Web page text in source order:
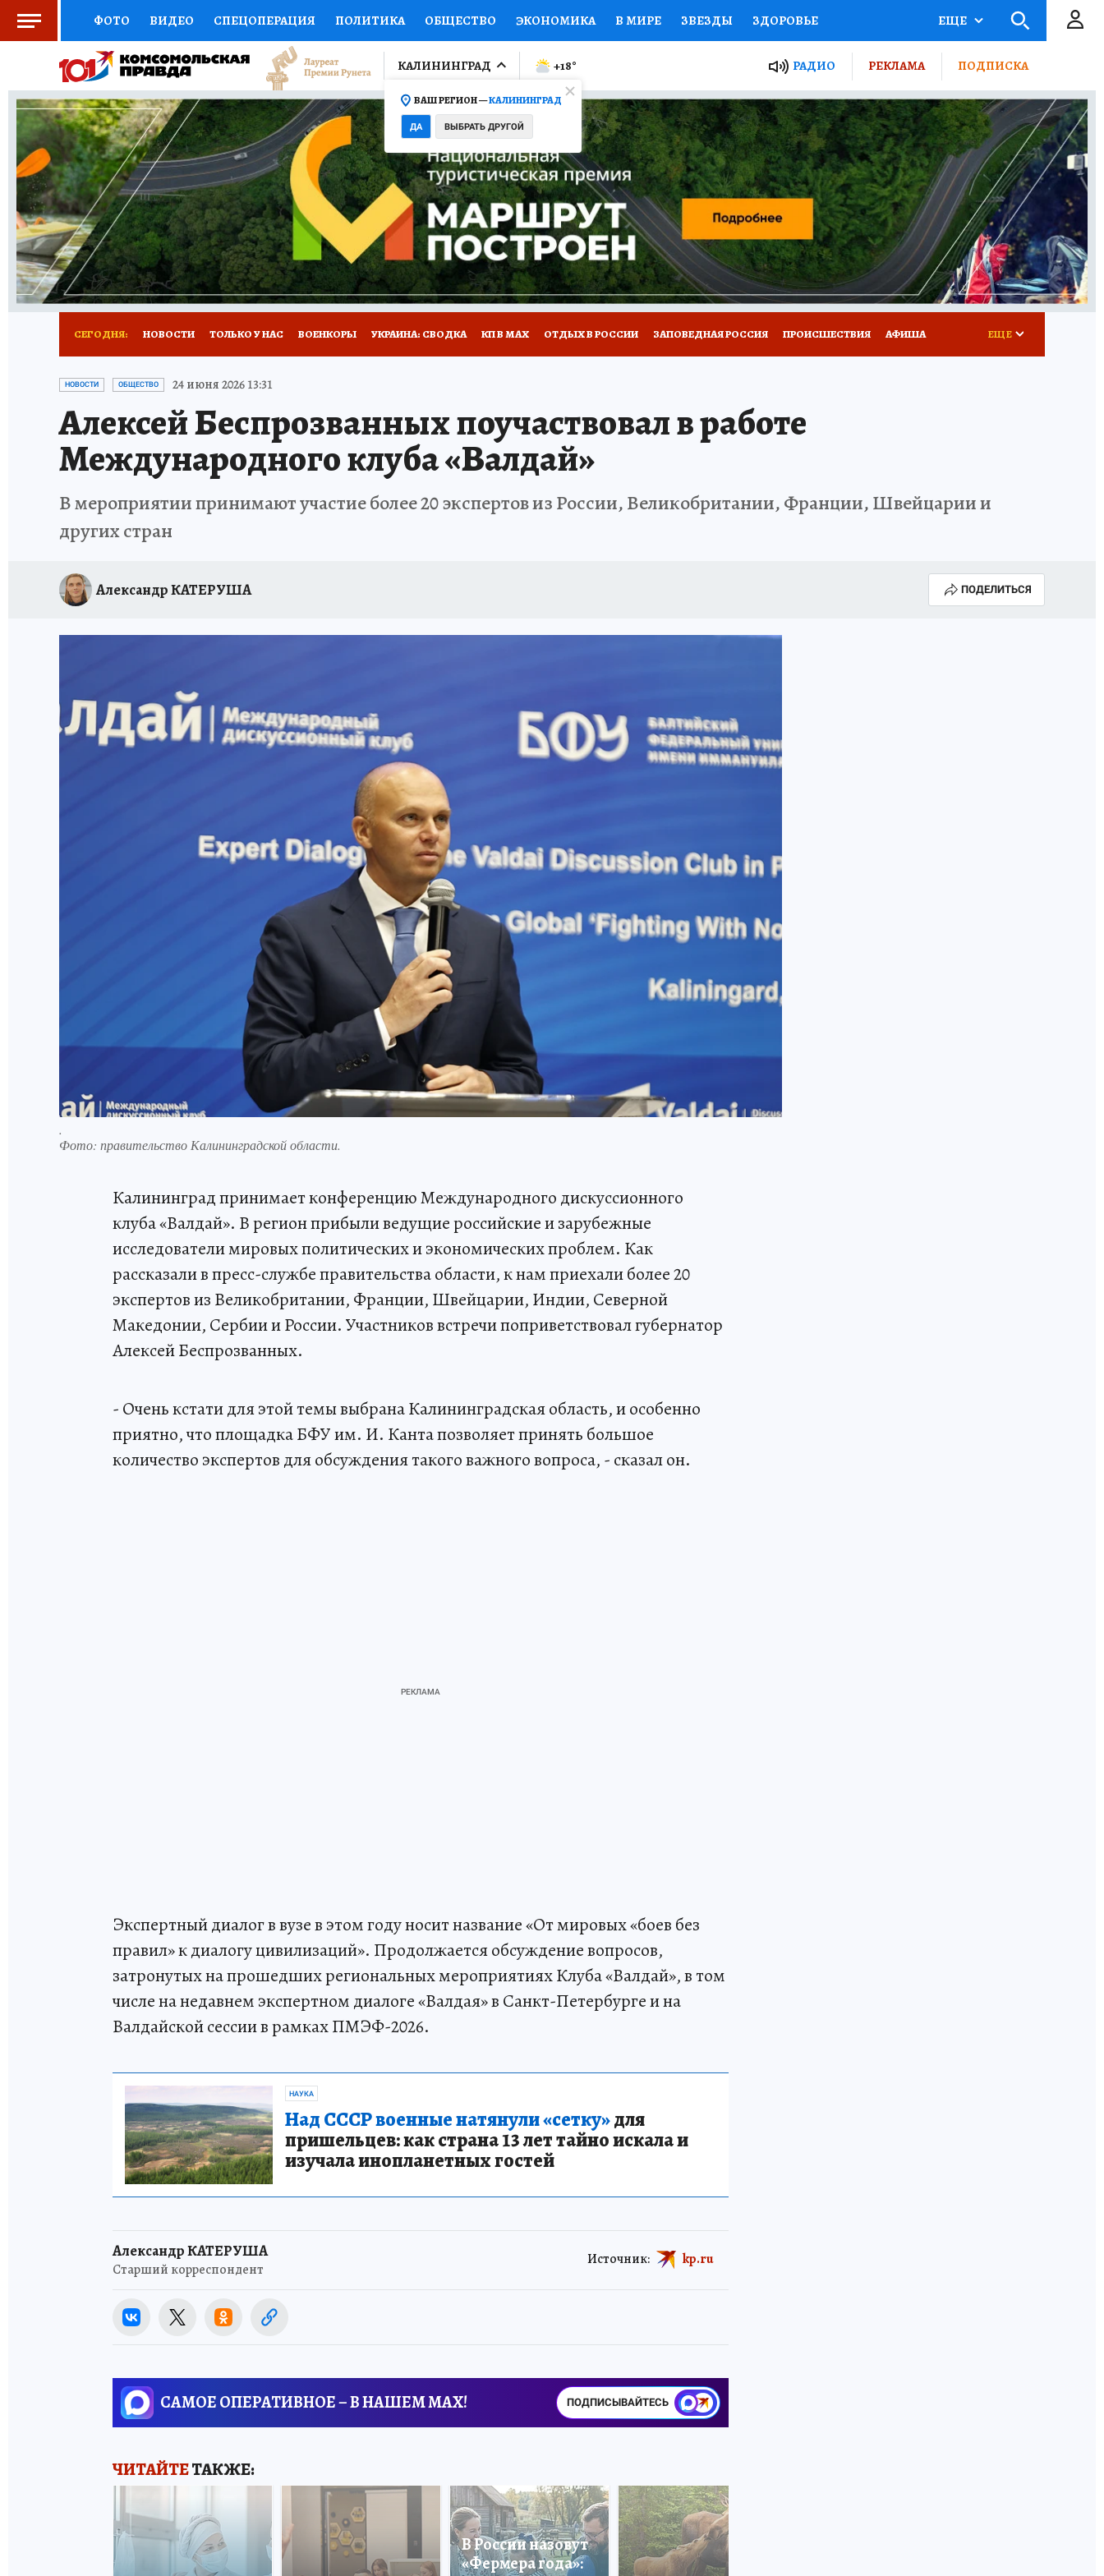
ФОТО ВИДЕО СПЕЦОПЕРАЦИЯ ПОЛИТИКА ОБЩЕСТВО ЭКОНОМИКА В МИРЕ ЗВЕЗДЫ ЗДОРОВЬЕ
СОЦПОДДЕРЖКА НАУКА СПОРТ КОЛУМНИСТЫ ПРОИСШЕСТВИЯ НАЦИОНАЛЬНЫЕ ПРОЕКТЫ РОССИИ
ВЫБОР ЭКСПЕРТОВ ДОКТОР ФИНАНСЫ ОТКРЫВАЕМ МИР Я ЗНАЮ СЕМЬЯ ЖЕНСКИЕ СЕКРЕТЫ ПУТЕВОДИТЕЛЬ
КНИЖНАЯ ПОЛКА ПРОГНОЗЫ НА СПОРТ ПРОМОКОДЫ СЕРИАЛЫ СПЕЦПРОЕКТЫ ДЕФИЦИТ ЖЕЛЕЗА ТУРИЗМ
ПРЕСС-ЦЕНТР НЕДВИЖИМОСТЬ ТЕЛЕВИЗОР КОЛЛЕКЦИИ КОНКУРСЫ РАБОТА У НАС ГИД ПОТРЕБИТЕЛЯ ВСЕ О КП
РАДИО КП РЕКЛАМА ТЕСТЫ НОВОЕ НА САЙТЕ
ЕЩЕ
КАЛИНИНГРАД
ВАШ РЕГИОН —КАЛИНИНГРАД
ДА ВЫБРАТЬ ДРУГОЙ
+18° РАДИО РЕКЛАМА ПОДПИСКА
СЕГОДНЯ: НОВОСТИ ТОЛЬКО У НАС ВОЕНКОРЫ УКРАИНА: СВОДКА КП В МАХ ОТДЫХ В РОССИИ ЗАПОВЕДНАЯ РОССИЯ ПРОИСШЕСТВИЯ АФИША
ИСПЫТАНО НА СЕБЕ
ЕЩЕ
НОВОСТИ ОБЩЕСТВО 24 июня 2026 13:31
Алексей Беспрозванных поучаствовал в работе
Международного клуба «Валдай»
В мероприятии принимают участие более 20 экспертов из России, Великобритании, Франции, Швейцарии и
других стран
Александр КАТЕРУША ПОДЕЛИТЬСЯ
.
Фото: правительство Калининградской области.
Калининград принимает конференцию Международного дискуссионного
клуба «Валдай». В регион прибыли ведущие российские и зарубежные
исследователи мировых политических и экономических проблем. Как
рассказали в пресс-службе правительства области, к нам приехали более 20
экспертов из Великобритании, Франции, Швейцарии, Индии, Северной
Македонии, Сербии и России. Участников встречи поприветствовал губернатор
Алексей Беспрозванных.
- Очень кстати для этой темы выбрана Калининградская область, и особенно
приятно, что площадка БФУ им. И. Канта позволяет принять большое
количество экспертов для обсуждения такого важного вопроса, - сказал он.
Экспертный диалог в вузе в этом году носит название «От мировых «боев без
правил» к диалогу цивилизаций». Продолжается обсуждение вопросов,
затронутых на прошедших региональных мероприятиях Клуба «Валдай», в том
числе на недавнем экспертном диалоге «Валдая» в Санкт-Петербурге и на
Валдайской сессии в рамках ПМЭФ-2026.
НАУКА
Над СССР военные натянули «сетку»для
пришельцев: как страна 13 лет тайно искала и
изучала инопланетных гостей
Александр КАТЕРУША
Старший корреспондент
Источник: kp.ru
САМОЕ ОПЕРАТИВНОЕ – В НАШЕМ MAX! ПОДПИСЫВАЙТЕСЬ
ЧИТАЙТЕТАКЖЕ:
В России назовут
«Фермера года»: